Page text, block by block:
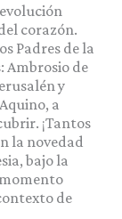
corazón.
Padres de la
Ambrosio de
y
a
¡Tantos
la novedad
bajo la
de